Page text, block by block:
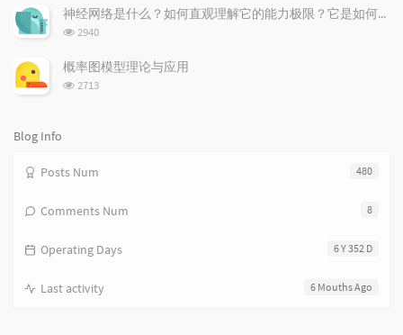
c
l
s
n
l
次
数:
神经网络是什么？如何直观理解它的能力极限？它是如何无限逼近真理？
浏
次
数:
2940
概率图模型理论与应用
浏
2713
Blog Info
480
Posts Num
8
Comments Num
6 Y 352 D
Operating Days
6 Mouths Ago
Last activity